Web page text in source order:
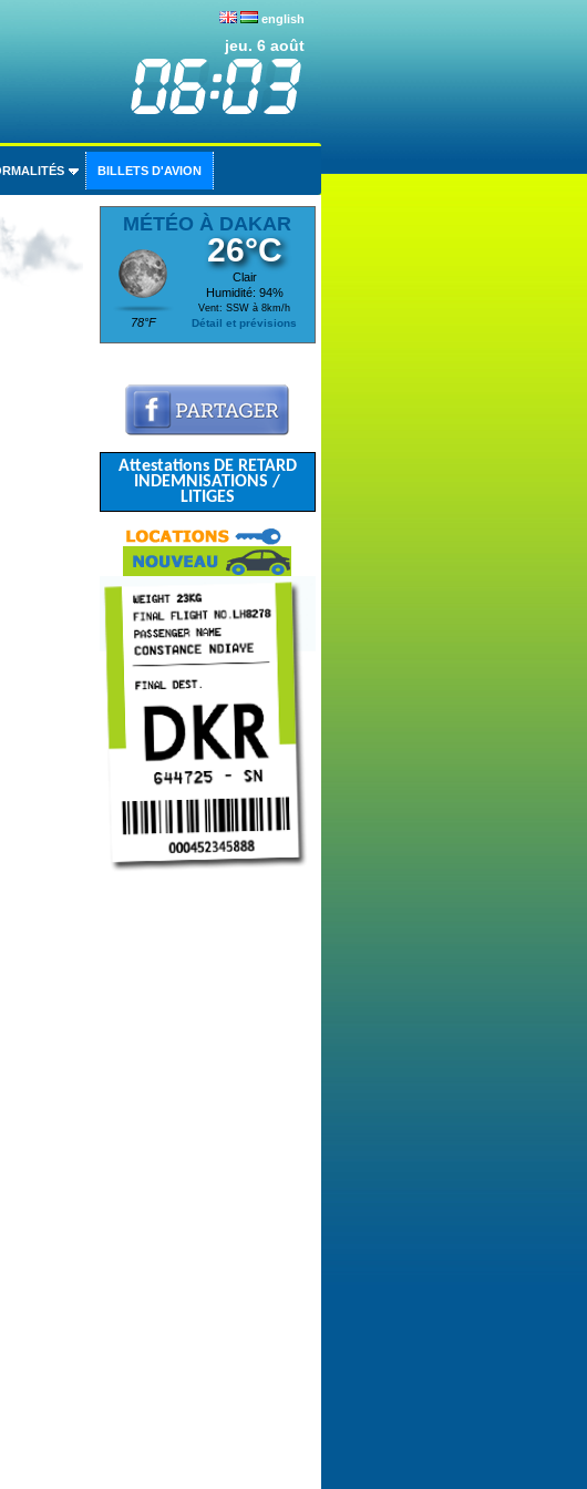
english
jeu. 6 août
BILLETS D'AVION
MÉTÉO À DAKAR
78°F
26°C
Clair
Humidité: 94%
Vent: SSW à 8km/h
Détail et prévisions
Attestations DE RETARD
INDEMNISATIONS /
LITIGES